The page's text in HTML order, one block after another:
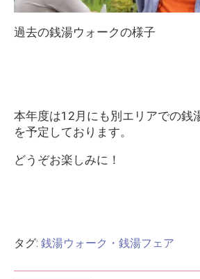
過去の銭湯ウォークの様子
本年度は12月にも別エリアでの銭
を予定しております。
どうぞお楽しみに！
タグ: 銭湯ウォーク・銭湯フェア